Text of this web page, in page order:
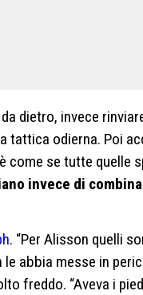
dietro, invece
tattica odierna. Poi
come se tutte quelle
invece di
. “Per Alisson quelli
abbia messe in
freddo. “Aveva i